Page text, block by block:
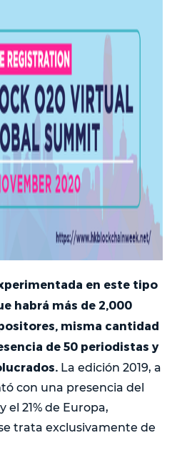
en este tipo
habrá más de 2,000
misma cantidad
de 50 periodistas y
La edición 2019, a
con una presencia del
el 21% de Europa,
trata exclusivamente de